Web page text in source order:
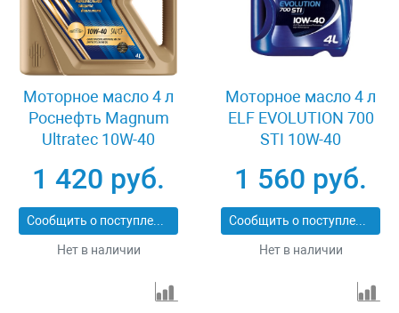
Моторное масло 4 л
Роснефть Magnum
Ultratec 10W-40
1 420 руб.
Сообщить о поступлении
Нет в наличии
Моторное масло 4 л
ELF EVOLUTION 700
STI 10W-40
1 560 руб.
Сообщить о поступлении
Нет в наличии